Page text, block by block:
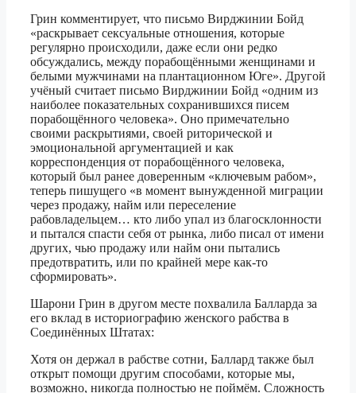
Грин комментирует, что письмо Вирджинии Бойд
«раскрывает сексуальные отношения, которые
регулярно происходили, даже если они редко
обсуждались, между порабощёнными женщинами и
белыми мужчинами на плантационном Юге». Другой
учёный считает письмо Вирджинии Бойд «одним из
наиболее показательных сохранившихся писем
порабощённого человека». Оно примечательно
своими раскрытиями, своей риторической и
эмоциональной аргументацией и как
корреспонденция от порабощённого человека,
который был ранее доверенным «ключевым рабом»,
теперь пишущего «в момент вынужденной миграции
через продажу, найм или переселение
рабовладельцем… кто либо упал из благосклонности
и пытался спасти себя от рынка, либо писал от имени
других, чью продажу или найм они пытались
предотвратить, или по крайней мере как-то
сформировать».
Шарони Грин в другом месте похвалила Балларда за
его вклад в историографию женского рабства в
Соединённых Штатах:
Хотя он держал в рабстве сотни, Баллард также был
открыт помощи другим способами, которые мы,
возможно, никогда полностью не поймём. Сложность